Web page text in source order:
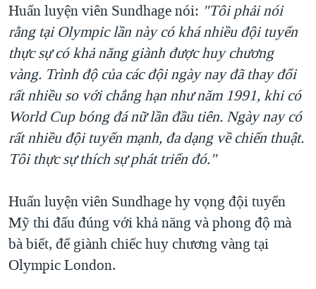
Huấn luyện viên Sundhage nói: "Tôi phải nói
rằng tại Olympic lần này có khá nhiều đội tuyển
thực sự có khả năng giành được huy chương
vàng. Trình độ của các đội ngày nay đã thay đổi
rất nhiều so với chẳng hạn như năm 1991, khi có
World Cup bóng đá nữ lần đầu tiên. Ngày nay có
rất nhiều đội tuyển mạnh, đa dạng về chiến thuật.
Tôi thực sự thích sự phát triển đó."
Huấn luyện viên Sundhage hy vọng đội tuyển
Mỹ thi đấu đúng với khả năng và phong độ mà
bà biết, để giành chiếc huy chương vàng tại
Olympic London.